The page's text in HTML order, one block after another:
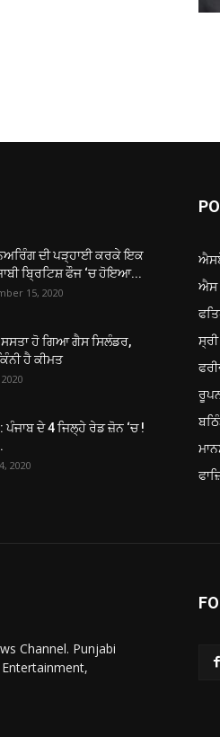
ਦੀ ਪੜ੍ਹਾਈ ਕਰਕੇ ਇਕ
ਬ੍ਰਿਟਿਸ਼ ਫੌਜ ‘ਚ ਹੋਇਆ...
15, 2020
ਹੋ ਗਿਆ ਗੈਸ ਸਿਲੰਡਰ,
ਹੈ ਕੀਮਤ
ਪੰਜਾਬ ਦੇ 4 ਜਿਲ੍ਹੇ ਰੇਡ ਜ਼ੋਨ ‘ਚ !
2020
ਐਸ
Channel. Punjabi